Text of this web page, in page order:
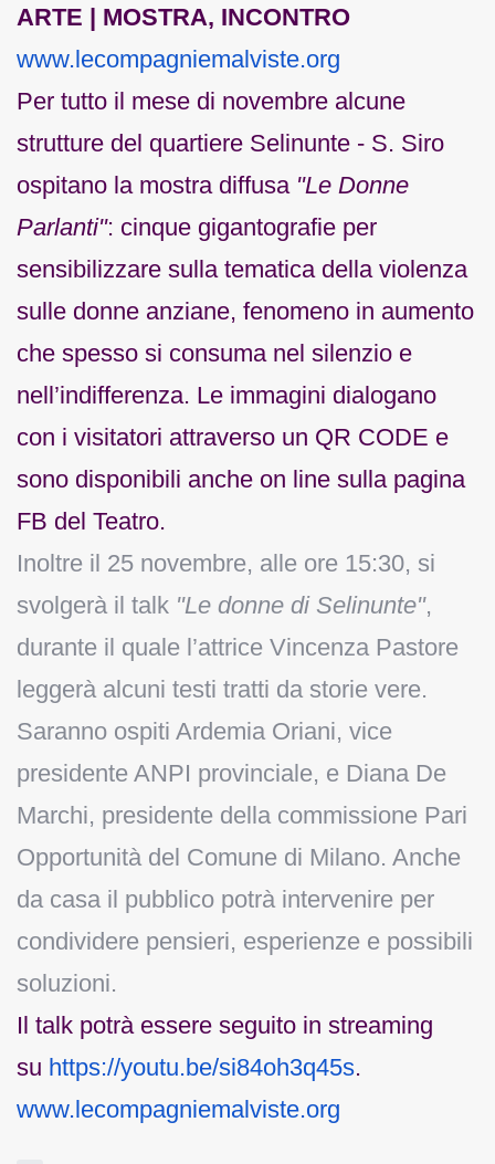
ARTE | MOSTRA, INCONTRO
www.lecompagniemalviste.org
Per tutto il mese di novembre alcune
strutture del quartiere Selinunte - S. Siro
ospitano la mostra diffusa "Le Donne
Parlanti": cinque gigantografie per
sensibilizzare sulla tematica della violenza
sulle donne anziane, fenomeno in aumento
che spesso si consuma nel silenzio e
nell’indifferenza. Le immagini dialogano
con i visitatori attraverso un QR CODE e
sono disponibili anche on line sulla pagina
FB del Teatro.
Inoltre il 25 novembre, alle ore 15:30, si
svolgerà il talk "Le donne di Selinunte",
durante il quale l’attrice Vincenza Pastore
leggerà alcuni testi tratti da storie vere.
Saranno ospiti Ardemia Oriani, vice
presidente ANPI provinciale, e Diana De
Marchi, presidente della commissione Pari
Opportunità del Comune di Milano. Anche
da casa il pubblico potrà intervenire per
condividere pensieri, esperienze e possibili
soluzioni.
Il talk potrà essere seguito in streaming
su https://youtu.be/si84oh3q45s.
www.lecompagniemalviste.org